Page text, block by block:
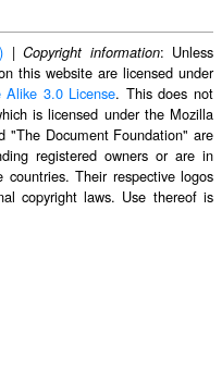
|Copyright information: Unless
this website are licensed under
Alike 3.0 License. This does not
is licensed under the Mozilla
"The Document Foundation" are
registered owners or are in
Their respective logos
copyright laws. Use thereof is